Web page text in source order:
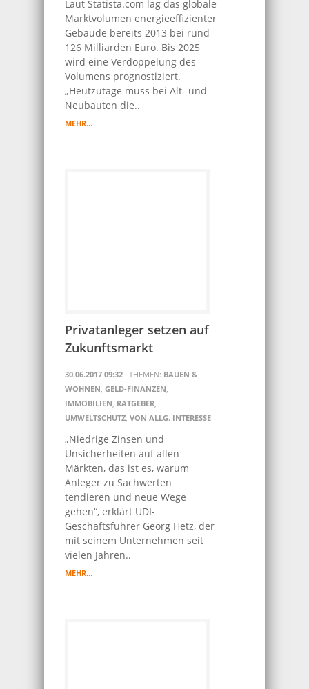
Laut Statista.com lag das globale
Marktvolumen energieeffizienter
Gebäude bereits 2013 bei rund
126 Milliarden Euro. Bis 2025
wird eine Verdoppelung des
Volumens prognostiziert.
„Heutzutage muss bei Alt- und
Neubauten die..
MEHR…
Privatanleger setzen auf
Zukunftsmarkt
30.06.2017 09:32 · THEMEN: BAUEN &
WOHNEN, GELD-FINANZEN,
IMMOBILIEN, RATGEBER,
UMWELTSCHUTZ, VON ALLG. INTERESSE
„Niedrige Zinsen und
Unsicherheiten auf allen
Märkten, das ist es, warum
Anleger zu Sachwerten
tendieren und neue Wege
gehen“, erklärt UDI-
Geschäftsführer Georg Hetz, der
mit seinem Unternehmen seit
vielen Jahren..
MEHR…